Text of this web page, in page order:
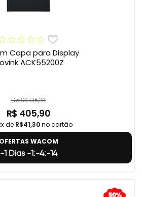
Capa para Display
ACK55200Z
De R$ 516,28
R$ 405,90
de R$41,30no cartão
OFERTAS WACOM
-1 Dias -1:-4:-15